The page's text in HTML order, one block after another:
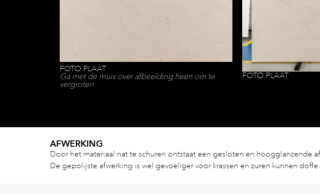
FOTO PLAAT
Ga met de muis over afbeelding heen om te
vergroten
FOTO PLAAT
AFWERKING
Door het materiaal nat te schuren ontstaat een gesloten en hoogglanzende
De gepolijste afwerking is wel gevoeliger voor krassen en zuren kunnen doffe